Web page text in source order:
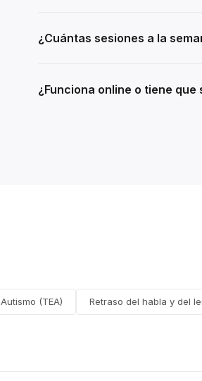
¿Cuántas sesiones a la
¿Funciona online o tiene que
Autismo (TEA) Retraso del habla y del